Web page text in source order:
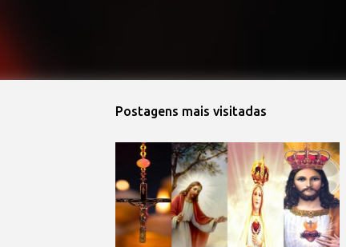
Postagens mais visitadas